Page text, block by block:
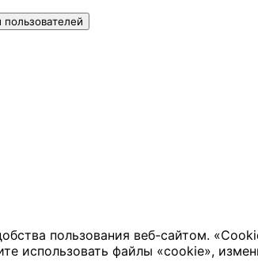
пользования веб-сайтом.
файлы «cookie»,